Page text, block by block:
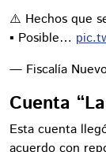
⚠️ Hechos que
▪️ Posible…
— Fiscalía
Cuenta
Esta cuenta
acuerdo con